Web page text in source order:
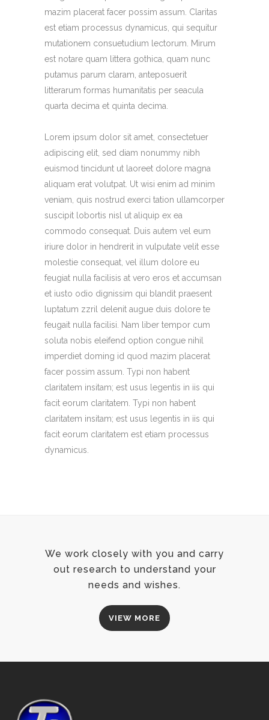
mazim placerat facer possim assum. Claritas
est etiam processus dynamicus, qui sequitur
mutationem consuetudium lectorum. Mirum
est notare quam littera gothica, quam nunc
putamus parum claram, anteposuerit
litterarum formas humanitatis per seacula
quarta decima et quinta decima.
Lorem ipsum dolor sit amet, consectetuer
adipiscing elit, sed diam nonummy nibh
euismod tincidunt ut laoreet dolore magna
aliquam erat volutpat. Ut wisi enim ad minim
veniam, quis nostrud exerci tation ullamcorper
suscipit lobortis nisl ut aliquip ex ea
commodo consequat. Duis autem vel eum
iriure dolor in hendrerit in vulputate velit esse
molestie consequat, vel illum dolore eu
feugiat nulla facilisis at vero eros et accumsan
et iusto odio dignissim qui blandit praesent
luptatum zzril delenit augue duis dolore te
feugait nulla facilisi. Nam liber tempor cum
soluta nobis eleifend option congue nihil
imperdiet doming id quod mazim placerat
facer possim assum. Typi non habent
claritatem insitam; est usus legentis in iis qui
facit eorum claritatem. Typi non habent
claritatem insitam; est usus legentis in iis qui
facit eorum claritatem est etiam processus
dynamicus.
We work closely with you and carry
out research to understand your
needs and wishes.
VIEW MORE